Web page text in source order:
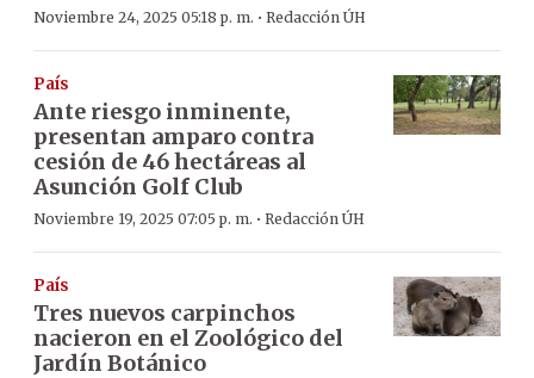
Noviembre 24, 2025 05:18 p. m. · Redacción ÚH
País
Ante riesgo inminente,
presentan amparo contra
cesión de 46 hectáreas al
Asunción Golf Club
Noviembre 19, 2025 07:05 p. m. · Redacción ÚH
País
Tres nuevos carpinchos
nacieron en el Zoológico del
Jardín Botánico